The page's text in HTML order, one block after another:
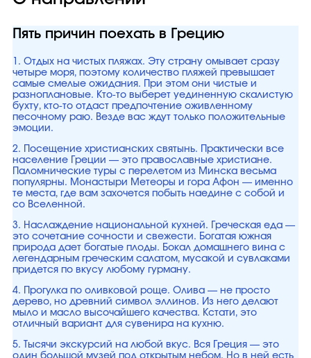
Пять причин поехать в Грецию
1. Отдых на чистых пляжах. Эту страну омывает сразу
четыре моря, поэтому количество пляжей превышает
самые смелые ожидания. При этом они чистые и
разноплановые. Кто-то выберет уединенную скалистую
бухту, кто-то отдаст предпочтение оживленному
песочному раю. Везде вас ждут только положительные
эмоции.
2. Посещение христианских святынь. Практически все
население Греции — это православные христиане.
Паломнические туры с перелетом из Минска весьма
популярны. Монастыри Метеоры и гора Афон — именно
те места, где вам захочется побыть наедине с собой и
со Вселенной.
3. Наслаждение национальной кухней. Греческая еда —
это сочетание сочности и свежести. Богатая южная
природа дает богатые плоды. Бокал домашнего вина с
легендарным греческим салатом, мусакой и сувлаками
придется по вкусу любому гурману.
4. Прогулка по оливковой роще. Олива — не просто
дерево, но древний символ эллинов. Из него делают
мыло и масло высочайшего качества. Кстати, это
отличный вариант для сувенира на кухню.
5. Тысячи экскурсий на любой вкус. Вся Греция — это
один большой музей под открытым небом. Но в ней есть